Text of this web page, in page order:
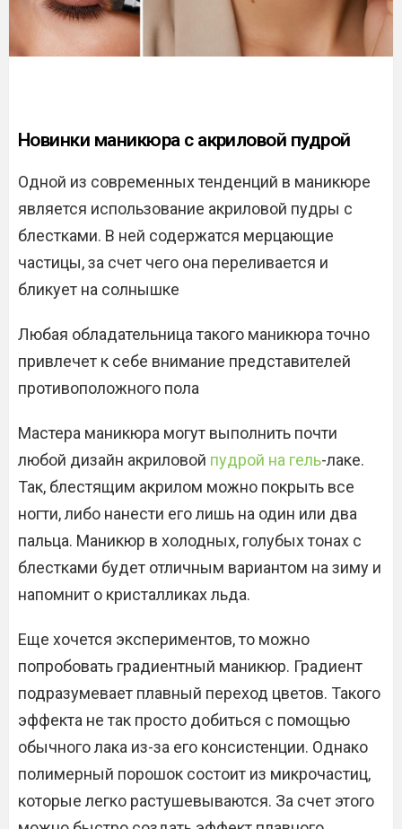
Новинки маникюра с акриловой пудрой
Одной из современных тенденций в маникюре
является использование акриловой пудры с
блестками. В ней содержатся мерцающие
частицы, за счет чего она переливается и
бликует на солнышке
Любая обладательница такого маникюра точно
привлечет к себе внимание представителей
противоположного пола
Мастера маникюра могут выполнить почти
любой дизайн акриловой пудрой на гель-лаке.
Так, блестящим акрилом можно покрыть все
ногти, либо нанести его лишь на один или два
пальца. Маникюр в холодных, голубых тонах с
блестками будет отличным вариантом на зиму и
напомнит о кристалликах льда.
Еще хочется экспериментов, то можно
попробовать градиентный маникюр. Градиент
подразумевает плавный переход цветов. Такого
эффекта не так просто добиться с помощью
обычного лака из-за его консистенции. Однако
полимерный порошок состоит из микрочастиц,
которые легко растушевываются. За счет этого